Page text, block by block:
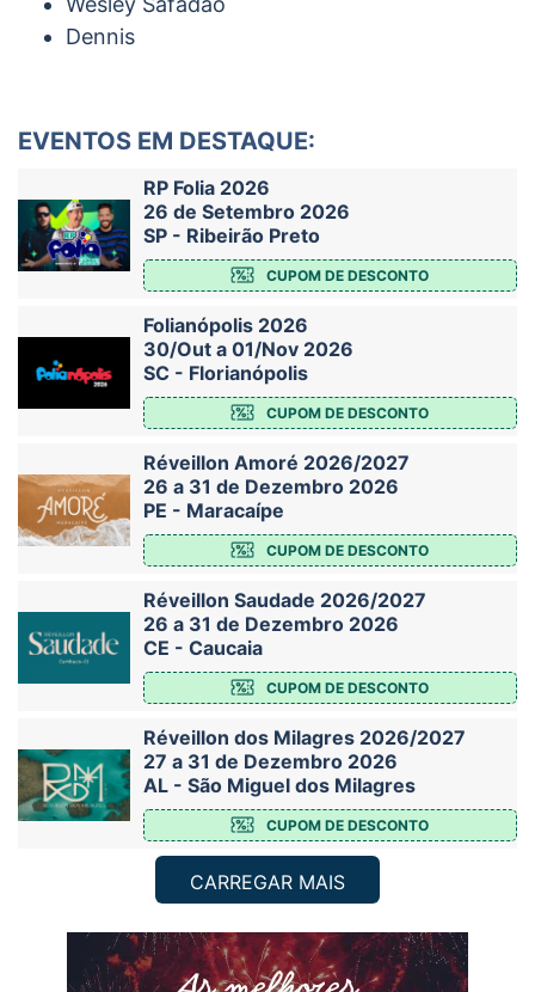
Dennis
EVENTOS EM DESTAQUE:
RP Folia 2026
26 de Setembro 2026
SP - Ribeirão Preto
CUPOM DE DESCONTO
Folianópolis 2026
30/Out a 01/Nov 2026
SC - Florianópolis
CUPOM DE DESCONTO
Réveillon Amoré 2026/2027
26 a 31 de Dezembro 2026
PE - Maracaípe
CUPOM DE DESCONTO
Réveillon Saudade 2026/2027
26 a 31 de Dezembro 2026
CE - Caucaia
CUPOM DE DESCONTO
Réveillon dos Milagres 2026/2027
27 a 31 de Dezembro 2026
AL - São Miguel dos Milagres
CUPOM DE DESCONTO
CARREGAR MAIS